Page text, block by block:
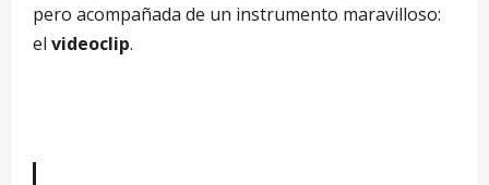
pero acompañada de un instrumento maravilloso:
el videoclip.